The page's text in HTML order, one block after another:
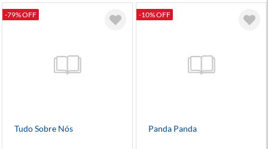
-79% OFF
Tudo Sobre Nós
-10% OFF
Panda Panda